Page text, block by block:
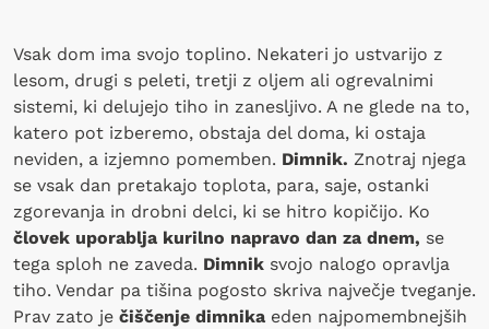
Vsak dom ima svojo toplino. Nekateri jo ustvarijo z
lesom, drugi s peleti, tretji z oljem ali ogrevalnimi
sistemi, ki delujejo tiho in zanesljivo. A ne glede na to,
katero pot izberemo, obstaja del doma, ki ostaja
neviden, a izjemno pomemben. Dimnik. Znotraj njega
se vsak dan pretakajo toplota, para, saje, ostanki
zgorevanja in drobni delci, ki se hitro kopičijo. Ko
človek uporablja kurilno napravo dan za dnem, se
tega sploh ne zaveda. Dimnik svojo nalogo opravlja
tiho. Vendar pa tišina pogosto skriva največje tveganje.
Prav zato je čiščenje dimnika eden najpomembnejših